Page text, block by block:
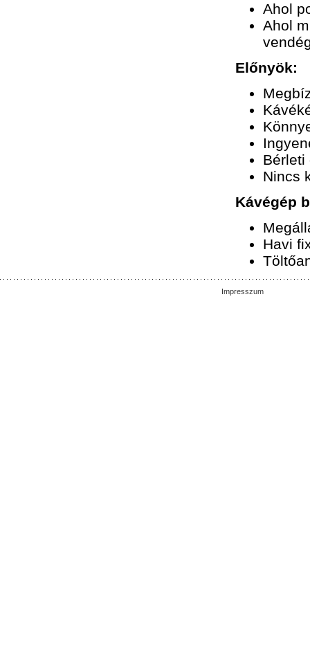
Ahol
Ahol
Előnyök:
Bérleti
Nincs
Kávégép
Havi
Impresszum